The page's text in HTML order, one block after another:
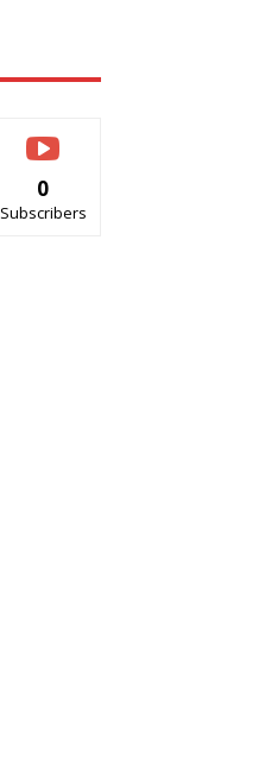
0
Subscribers